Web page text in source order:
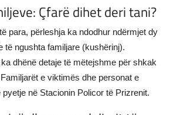
Çfarë dihet deri tani?
para, përleshja ka ndodhur ndërmjet dy
të ngushta familjare (kushërinj).
dhënë detaje të mëtejshme për shkak
e viktimës dhe personat e
në Stacionin Policor të Prizrenit.